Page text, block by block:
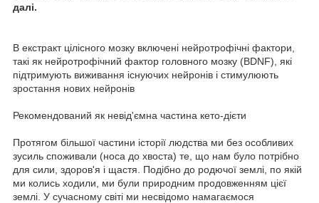
далі.
В екстракт цілісного мозку включені нейротрофічні фактори,
такі як нейротрофічний фактор головного мозку (BDNF), які
підтримують виживання існуючих нейронів і стимулюють
зростання нових нейронів
Рекомендований як невід'ємна частина кето-дієти
Протягом більшої частини історії людства ми без особливих
зусиль споживали (носа до хвоста) те, що нам було потрібно
для сили, здоров'я і щастя. Подібно до родючої землі, по якій
ми колись ходили, ми були природним продовженням цієї
землі. У сучасному світі ми несвідомо намагаємося